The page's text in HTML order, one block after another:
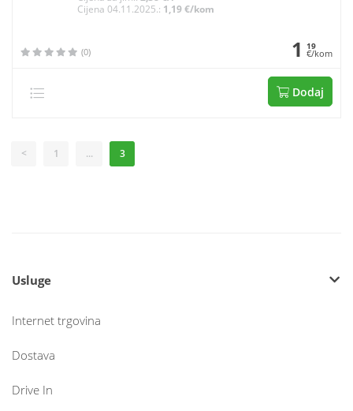
Cijena 04.11.2025.: 1,19 €/kom
(0) 1 19
€/kom
Dodaj
< 1 ... 3
Usluge
Internet trgovina
Dostava
Drive In